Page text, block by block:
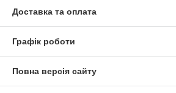
Доставка та оплата
Графік роботи
Повна версія сайту